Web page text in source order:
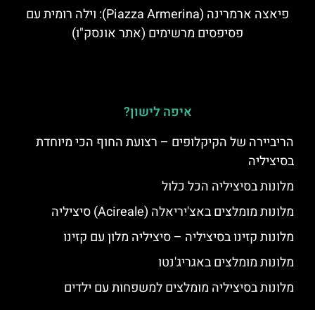
פיאצה ארמרינה (Piazza Armerina): וילה רומית עם
פסיפסים מרשימים (אתר אונסק"ו)
איפה לישון?
הריביירה של הקיקלופים – רצועת החוף הכי מיוחדת
בסיציליה
מלונות בסיציליה הכל כלול
מלונות מומלצים באצ'יריאלה (Acireale) סיציליה
מלונות קזינו בסיציליה – סיציליה מלון עם קזינו
מלונות מומלצים באגריג'נטו
מלונות בסיציליה מומלצים למשפחות עם ילדים